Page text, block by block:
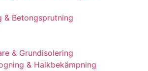
& Betongsprutning
& Grundisolering
& Halkbekämpning